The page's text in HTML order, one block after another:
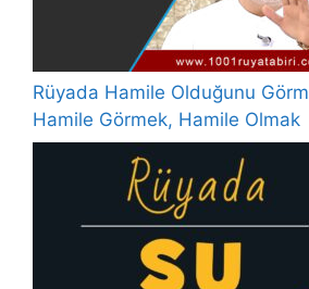
Rüyada Hamile Olduğunu
Hamile Görmek, Hamile Olmak